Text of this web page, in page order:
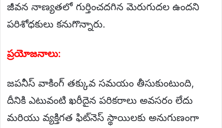
జీవన నాణ్యతలో గుర్తించదగిన మెరుగుదల ఉందని
పరిశోధకులు కనుగొన్నారు.
ప్రయోజనాలు:
జపనీస్ వాకింగ్ తక్కువ సమయం తీసుకుంటుంది,
దీనికి ఎటువంటి ఖరీదైన పరికరాలు అవసరం లేదు
మరియు వ్యక్తిగత ఫిట్‌నెస్ స్థాయిలకు అనుగుణంగా